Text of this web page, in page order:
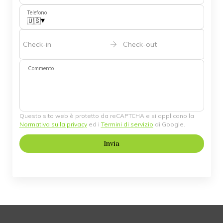
Telefono
🇺🇸▾
Check-in Check-out
Commento
Questo sito web è protetto da reCAPTCHA e si applicano la
Normativa sulla privacyed i Termini di servizio di Google.
Invia